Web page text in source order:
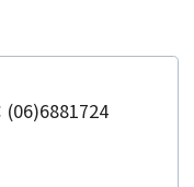
(06)6881724